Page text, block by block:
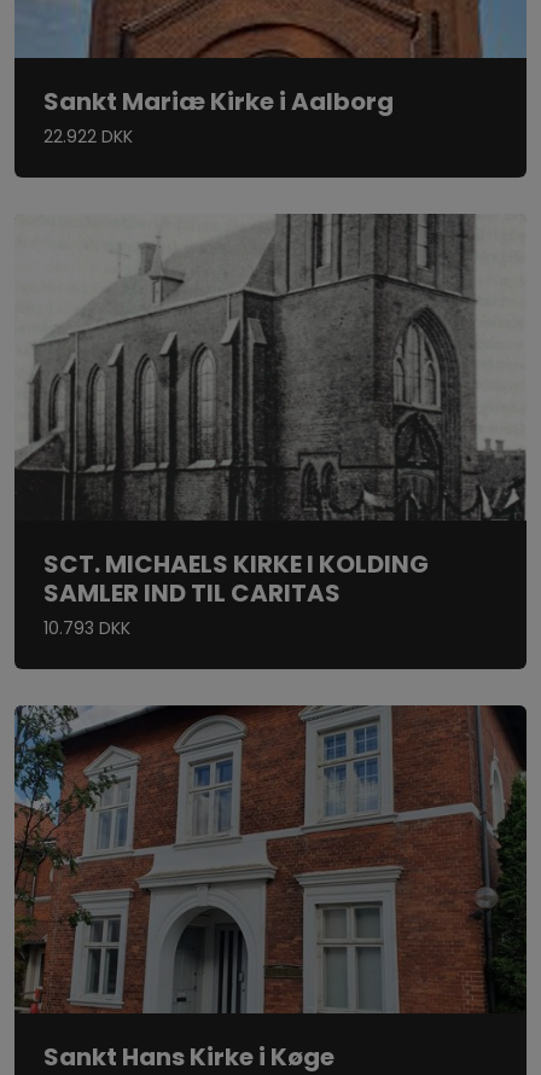
Sankt Mariæ Kirke i Aalborg
22.922 DKK
SCT. MICHAELS KIRKE I KOLDING
SAMLER IND TIL CARITAS
10.793 DKK
Sankt Hans Kirke i Køge